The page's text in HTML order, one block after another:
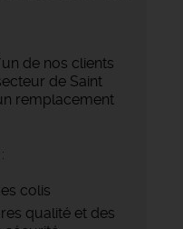
de nos clients
de Saint
remplacement
colis
qualité et des